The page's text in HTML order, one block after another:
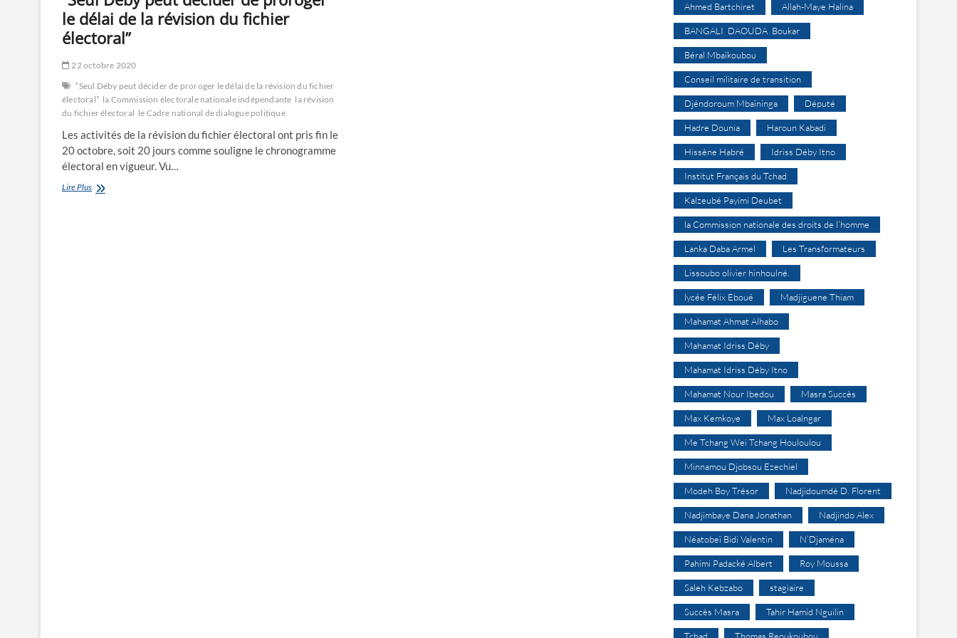
le délai de la révision du fichier
électoral”
22 octobre 2020
“Seul Déby peut décider de proroger le délai de la révision du fichier
électoral” la Commission électorale nationale indépendante la révision
du fichier électoral le Cadre national de dialogue politique
Les activités de la révision du fichier électoral ont pris fin le
20 octobre, soit 20 jours comme souligne le chronogramme
électoral en vigueur. Vu…
Lire Plus“Seul
Ahmed Bartchiret Allah-Maye Halina
BANGALI DAOUDA Boukar
Béral Mbaïkoubou
Conseil militaire de transition
Djéndoroum Mbaïninga Député
Hadre Dounia Haroun Kabadi
Hissène Habré Idriss Déby Itno
Institut Français du Tchad
Kalzeubé Payimi Deubet
la Commission nationale des droits de l’homme
Lanka Daba Armel Les Transformateurs
Lissoubo olivier hinhoulné.
lycée Félix Eboué Madjiguene Thiam
Mahamat Ahmat Alhabo
Mahamat Idriss Déby
Mahamat Idriss Déby Itno
Mahamat Nour Ibedou Masra Succès
Max Kemkoye Max Loalngar
Me Tchang Wei Tchang Houloulou
Minnamou Djobsou Ezechiel
Modeh Boy Trésor Nadjidoumdé D. Florent
Nadjimbaye Dana Jonathan Nadjindo Alex
Néatobeï Bidi Valentin N’Djaména
Pahimi Padacké Albert Roy Moussa
Saleh Kebzabo stagiaire
Succès Masra Tahir Hamid Nguilin